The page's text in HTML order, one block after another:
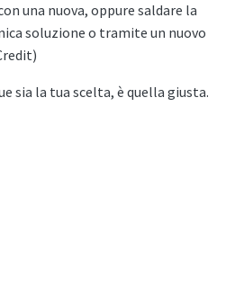
una nuova, oppure saldare la
soluzione o tramite un nuovo
sia la tua scelta, è quella giusta.